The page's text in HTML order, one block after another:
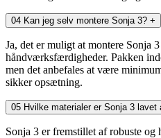
04 Kan jeg selv montere Sonja 3? +
Ja, det er muligt at montere Sonja
håndværksfærdigheder. Pakken
men det anbefales at være
sikker opsætning.
05 Hvilke materialer er Sonja 3 lavet
Sonja 3 er fremstillet af robuste og